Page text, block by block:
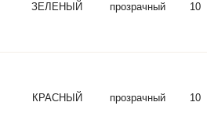
ЗЕЛЕНЫЙ прозрачный 10
КРАСНЫЙ прозрачный 10